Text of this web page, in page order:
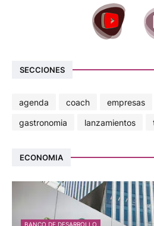
SECCIONES
agenda coach empresas
gastronomia
lanzamientos
ECONOMIA
BANCO DE DESARROLLO